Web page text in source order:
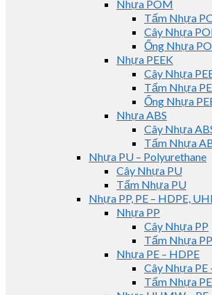
Nhựa POM
Tấm Nhựa
Cây Nhựa
Ống Nhựa
Nhựa PEEK
Cây Nhựa
Tấm Nhựa
Ống Nhựa
Nhựa ABS
Cây Nhựa
Tấm Nhựa
Nhựa PU – Polyurethane
Cây Nhựa PU
Tấm Nhựa PU
Nhựa PP, PE – HDPE,
Nhựa PP
Cây Nhựa PP
Tấm Nhựa PP
Nhựa PE – HDPE
Cây Nhựa PE
Tấm Nhựa